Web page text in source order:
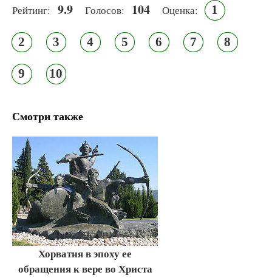
Рейтинг: 9.9 Голосов: 104 Оценка: 1
2 3 4 5 6 7 8
9 10
Смотри также
Хорватия в эпоху ее
обращения к вере во Христа